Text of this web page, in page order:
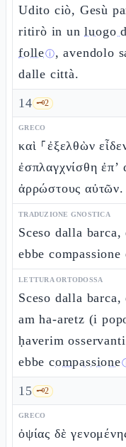
Udito ciò, Gesù
ritirò in unluogo
folleⓘ, avendolo
dalle città.
14 🗝️2
GRECO
καὶ ⸀ἐξελθὼν
ἐσπλαγχνίσθη ἐπ’
ἀρρώστους αὐτῶν.
TRADUZIONE GNOSTICA
Sceso dalla
ebbe
LETTURA ORTODOSSA
Sceso dalla
am ha-aretz (i
ḥaverim
ebbe compassione
15 🗝️2
GRECO
ὀψίας δὲ